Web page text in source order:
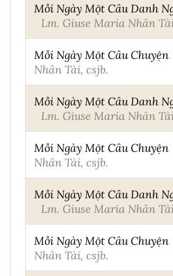
Mỗi Ngày Một Câu Danh
Lm. Giuse Maria Nhân
Mỗi Ngày Một Câu Chuyện
Nhân Tài, csjb.
Mỗi Ngày Một Câu Danh
Lm. Giuse Maria Nhân
Mỗi Ngày Một Câu Chuyện
Nhân Tài, csjb.
Mỗi Ngày Một Câu Danh
Lm. Giuse Maria Nhân
Mỗi Ngày Một Câu Chuyện
Nhân Tài, csjb.